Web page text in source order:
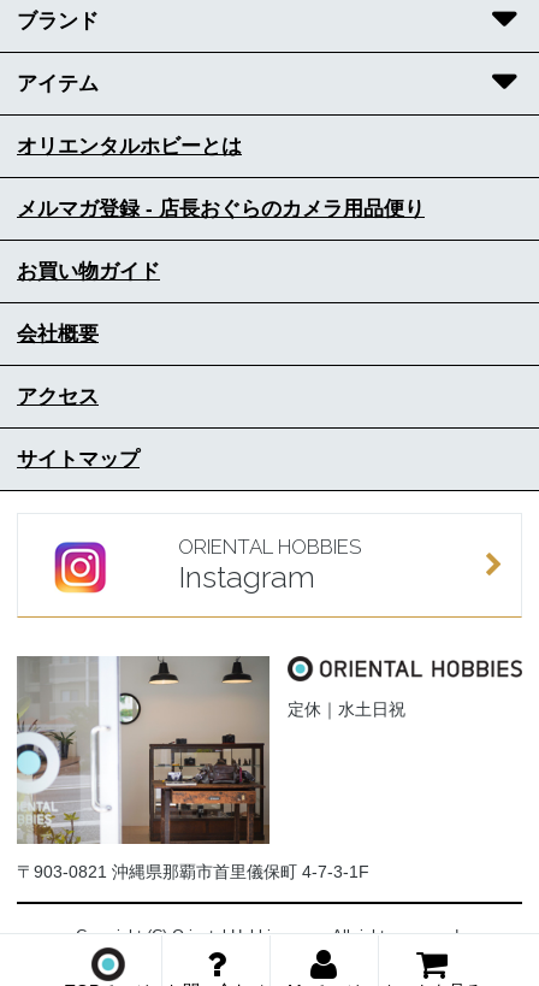
ブランド
アイテム
オリエンタルホビーとは
メルマガ登録 - 店長おぐらのカメラ用品便り
お買い物ガイド
会社概要
アクセス
サイトマップ
ORIENTAL HOBBIES
Instagram
定休｜水土日祝
〒903-0821 沖縄県那覇市首里儀保町 4-7-3-1F
Copyright (C) Oriental-Hobbies.com. All rights reserved.